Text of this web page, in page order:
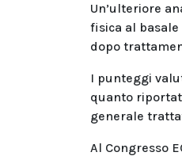
Un’ulteriore
fisica al
dopo
I punteggi
quanto
generale
Al Congresso